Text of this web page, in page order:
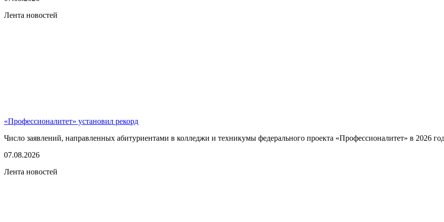
Лента новостей
«Профессионалитет» установил рекорд
Число заявлений, направленных абитуриентами в колледжи и техникумы федерального проекта «Профессионалитет» в 2026
07.08.2026
Лента новостей